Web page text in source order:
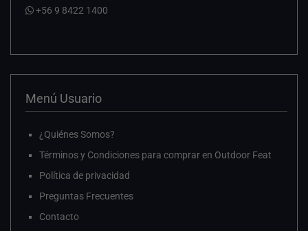
+56 9 8422 1400
Menú Usuario
¿Quiénes Somos?
Términos y Condiciones para comprar en Outdoor Feat
Política de privacidad
Preguntas Frecuentes
Contacto